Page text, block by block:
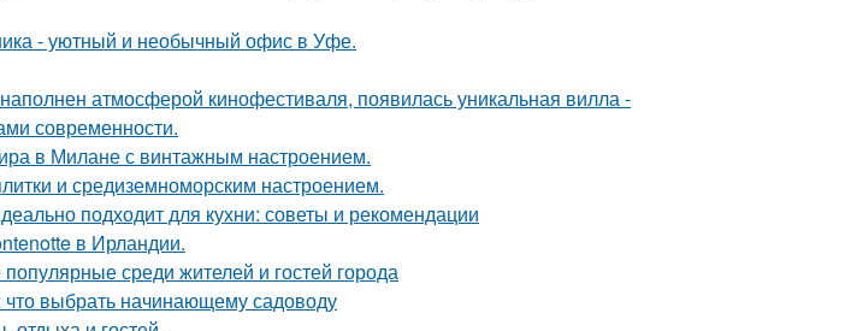
- уютный и необычный офис в Уфе.
атмосферой кинофестиваля, появилась уникальная вилла -
современности.
в Милане с винтажным настроением.
и средиземноморским настроением.
подходит для кухни: советы и рекомендации
в Ирландии.
среди жителей и гостей города
выбрать начинающему садоводу